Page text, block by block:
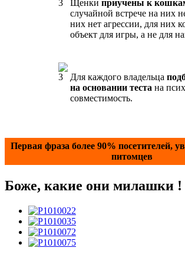
Щенки приучены к
случайной встрече на них
них нет агрессии, для них
объект для игры, а не для
Для каждого владельца
на основании теста на
совместимость.
Первая фраза более 90% посетителей,
питомцев
Боже, какие они милашки !